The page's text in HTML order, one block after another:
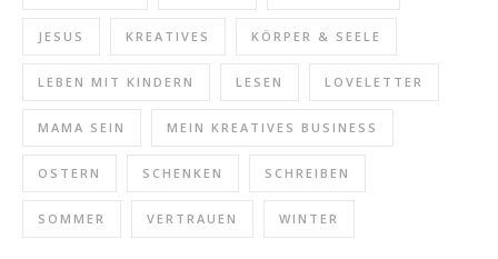
JESUS KREATIVES KÖRPER & SEELE
LEBEN MIT KINDERN LESEN LOVELETTER
MAMA SEIN MEIN KREATIVES BUSINESS
OSTERN SCHENKEN SCHREIBEN
SOMMER VERTRAUEN WINTER